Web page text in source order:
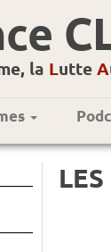
la Lutte A